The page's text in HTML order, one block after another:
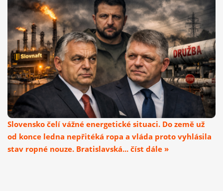
Slovensko čelí vážné energetické situaci. Do země už
od konce ledna nepřitéká ropa a vláda proto vyhlásila
stav ropné nouze. Bratislavská... číst dále »